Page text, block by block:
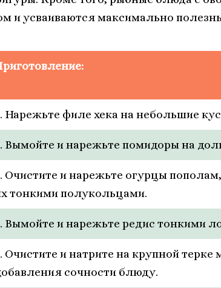
и усваиваются максимально
Нарежьте филе хека на небольшие
Вымойте и нарежьте помидоры на
Очистите и нарежьте огурцы
тонкими полукольцами.
Вымойте и нарежьте редис тонкими
Очистите и натрите на крупной терке
сочности блюду.